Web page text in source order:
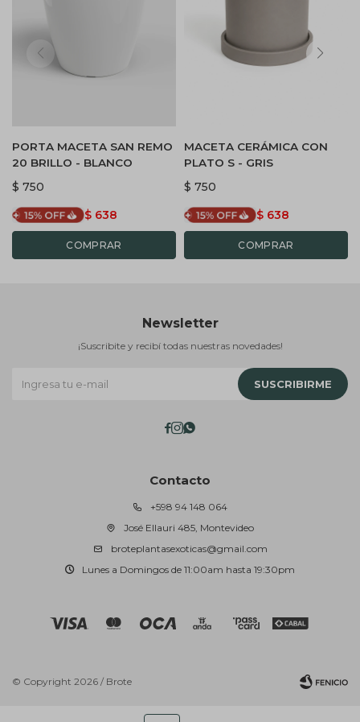
PORTA MACETA SAN REMO
20 BRILLO - BLANCO
$ 750
$ 638
MACETA CERÁMICA CON
PLATO S - GRIS
$ 750
$ 638
Contacto
+598 94 148 064
José Ellauri 485, Montevideo
broteplantasexoticas@gmail.com
Lunes a Domingos de 11:00am hasta 19:30pm
Newsletter
¡Suscribite y recibí todas nuestras novedades!
SUSCRIBIRME

© Copyright 2026 / Brote